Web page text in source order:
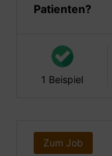
Patienten?
1 Beispiel
Zum Job